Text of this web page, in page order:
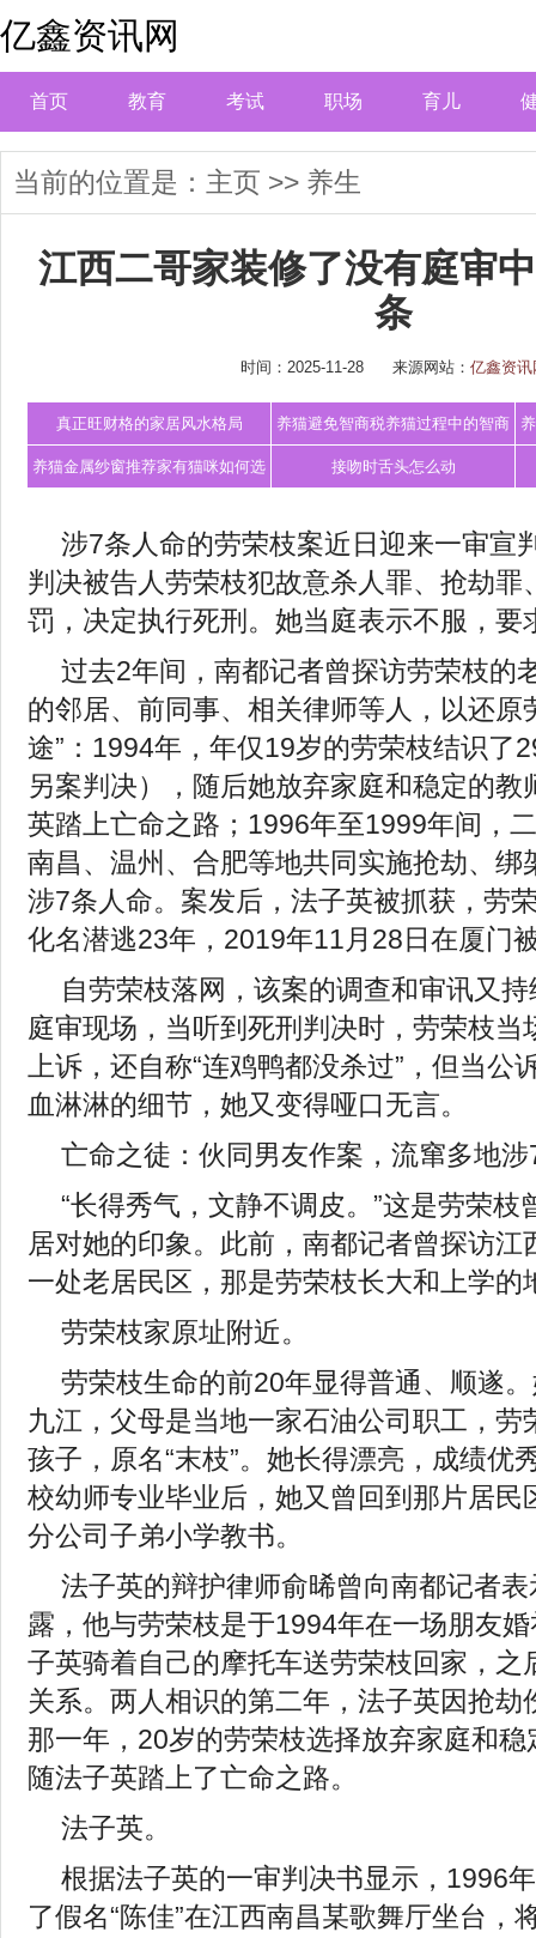
亿鑫资讯网
首页 教育 考试 职场 育儿
当前的位置是： 主页 >> 养生
江西二哥家装修了没有庭审
条
时间：2025-11-28 来源网站： 亿鑫资讯
真正旺财格的家居风水格局 养猫避免智商税养猫过程中的智商
税你交了吗
养猫金属纱窗推荐家有猫咪如何选 接吻时舌头怎么动
涉7条人命的劳荣枝案近日迎来一审宣
判决被告人劳荣枝犯故意杀人罪、抢劫罪
罚，决定执行死刑。她当庭表示不服，要
过去2年间，南都记者曾探访劳荣枝的
的邻居、前同事、相关律师等人，以还原
途”：1994年，年仅19岁的劳荣枝结识了
另案判决），随后她放弃家庭和稳定的教
英踏上亡命之路；1996年至1999年间，
南昌、温州、合肥等地共同实施抢劫、绑
涉7条人命。案发后，法子英被抓获，劳
化名潜逃23年，2019年11月28日在厦门
自劳荣枝落网，该案的调查和审讯又
庭审现场，当听到死刑判决时，劳荣枝当
上诉，还自称“连鸡鸭都没杀过”，但当公
血淋淋的细节，她又变得哑口无言。
亡命之徒：伙同男友作案，流窜多地
“长得秀气，文静不调皮。”这是劳荣枝
居对她的印象。此前，南都记者曾探访江
一处老居民区，那是劳荣枝长大和上学的
劳荣枝家原址附近。
劳荣枝生命的前20年显得普通、顺遂
九江，父母是当地一家石油公司职工，劳
孩子，原名“末枝”。她长得漂亮，成绩优
校幼师专业毕业后，她又曾回到那片居民
分公司子弟小学教书。
法子英的辩护律师俞晞曾向南都记者
露，他与劳荣枝是于1994年在一场朋友
子英骑着自己的摩托车送劳荣枝回家，之
关系。两人相识的第二年，法子英因抢劫
那一年，20岁的劳荣枝选择放弃家庭和
随法子英踏上了亡命之路。
法子英。
根据法子英的一审判决书显示，1996
了假名“陈佳”在江西南昌某歌舞厅坐台，